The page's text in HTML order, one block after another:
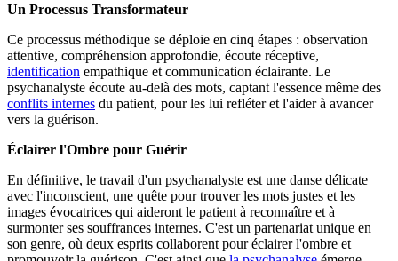
Un Processus Transformateur
Ce processus méthodique se déploie en cinq étapes : observation
attentive, compréhension approfondie, écoute réceptive,
identification empathique et communication éclairante. Le
psychanalyste écoute au-delà des mots, captant l'essence même des
conflits internes du patient, pour les lui refléter et l'aider à avancer
vers la guérison.
Éclairer l'Ombre pour Guérir
En définitive, le travail d'un psychanalyste est une danse délicate
avec l'inconscient, une quête pour trouver les mots justes et les
images évocatrices qui aideront le patient à reconnaître et à
surmonter ses souffrances internes. C'est un partenariat unique en
son genre, où deux esprits collaborent pour éclairer l'ombre et